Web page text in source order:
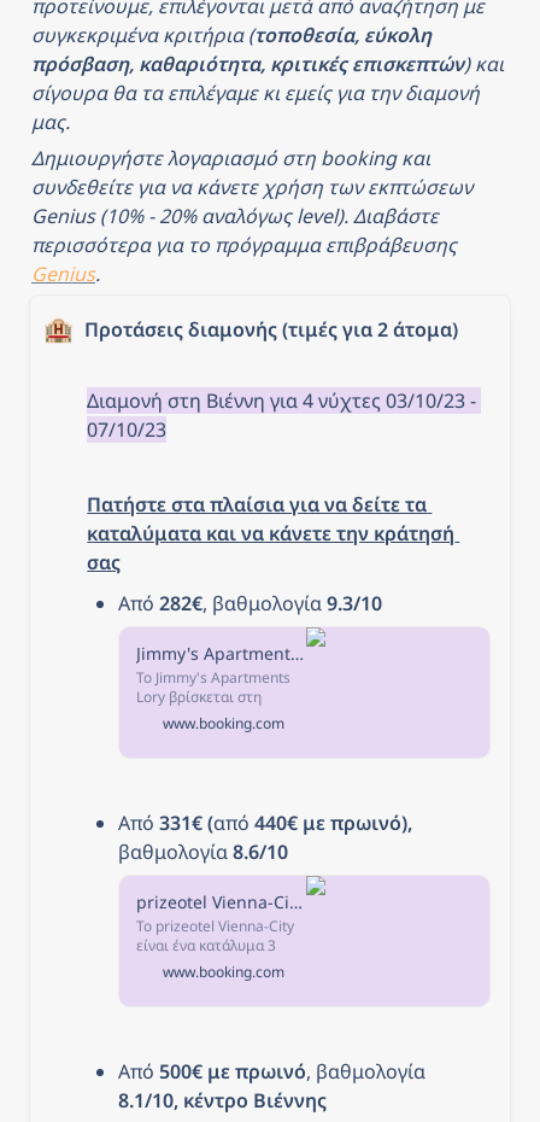
προτείνουμε, επιλέγονται μετά από αναζήτηση με
συγκεκριμένα κριτήρια (τοποθεσία, εύκολη
πρόσβαση, καθαριότητα, κριτικές επισκεπτών) και
σίγουρα θα τα επιλέγαμε κι εμείς για την διαμονή
μας.
Δημιουργήστε λογαριασμό στη booking και
συνδεθείτε για να κάνετε χρήση των εκπτώσεων
Genius (10% - 20% αναλόγως level). Διαβάστε
περισσότερα για το πρόγραμμα επιβράβευσης
Genius.
🏨 Προτάσεις διαμονής (τιμές για 2 άτομα)
Διαμονή στη Βιέννη για 4 νύχτες 03/10/23 -
07/10/23
Πατήστε στα πλαίσια για να δείτε τα
καταλύματα και να κάνετε την κράτησή
σας
Από 282€, βαθμολογία 9.3/10
Jimmy's Apartments Lory, Βιέννη, Αυστρία
Το Jimmy's Apartments
Lory βρίσκεται στη
Βιέννη, σε απόσταση
2,9χλμ. από το Μουσείο
Στρατιωτικής Ιστορίας.
www.booking.com
Από 331€ (από 440€ με πρωινό),
βαθμολογία 8.6/10
prizeotel Vienna-City, Βιέννη, Αυστρία
Το prizeotel Vienna-City
είναι ένα κατάλυμα 3
αστέρων στη Βιέννη, σε
απόσταση 500μ. από τον
κεντρικό σιδηροδρομικό
www.booking.com
Από 500€ με πρωινό
8.1/10, κέντρο Βιέννης